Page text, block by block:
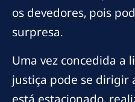
os devedores, pois
surpresa.
Uma vez concedida a
justiça pode se dirigir